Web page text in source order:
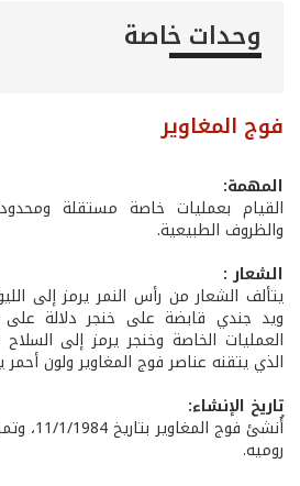
وحدات خاصة
فوج المغاوير
المهمة:
القيام بعمليات خاصة مستقلة
والظروف الطبيعية.
الشعار :
يتألف الشعار من رأس النمر يرمز إلى
ويد جندي قابضة على خنجر دلالة على
العمليات الخاصة وخنجر يرمز إلى
الذي يتقنه عناصر فوج المغاوير ولون
تاريخ الإنشاء:
أُنشئ فوج
روميه.